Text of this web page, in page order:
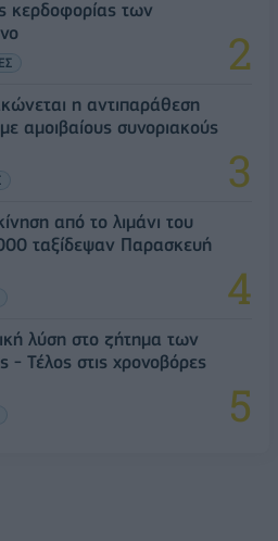
κερδοφορίας των
η αντιπαράθεση
αμοιβαίους συνοριακούς
από το λιμάνι του
ταξίδεψαν Παρασκευή
λύση στο ζήτημα των
- Τέλος στις χρονοβόρες